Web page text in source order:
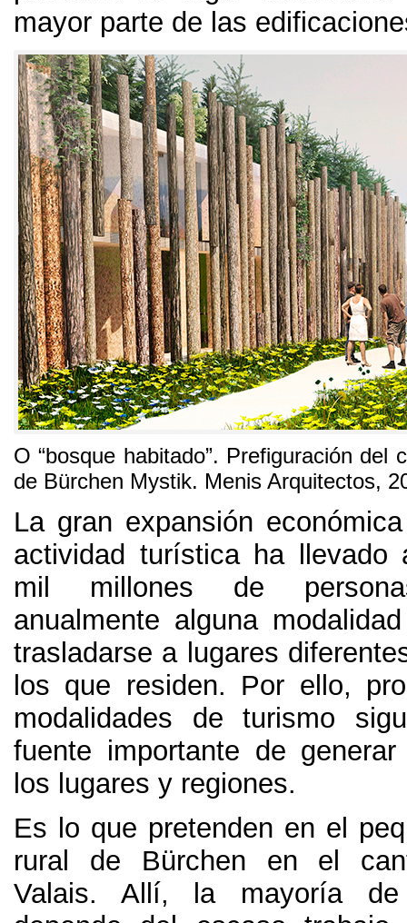
mayor parte de las
Ο “bosque habitado”. Prefiguración del
de Bürchen Mystik. Menis Arquitectos,
La gran expansión
actividad turística ha
mil millones de
anualmente alguna
trasladarse a lugares
los que residen. Por ello,
modalidades de turismo
fuente importante de
los lugares y regiones.
Es lo que pretenden en el
rural de Bürchen en el
Valais. Allí,
la mayoría